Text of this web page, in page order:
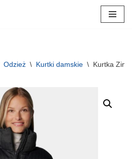
Odzież \ Kurtki damskie \ Kurtka